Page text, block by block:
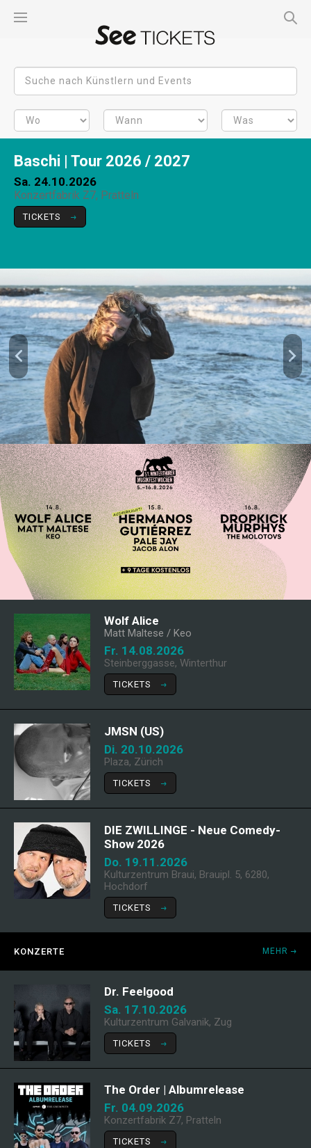
Baschi | Tour 2026 / 2027
Sa. 24.10.2026
Konzertfabrik Z7, Pratteln
TICKETS
Wolf Alice
Matt Maltese / Keo
Fr. 14.08.2026
Steinberggasse, Winterthur
TICKETS
JMSN (US)
Di. 20.10.2026
Plaza, Zürich
TICKETS
DIE ZWILLINGE - Neue Comedy-
Show 2026
Do. 19.11.2026
Kulturzentrum Braui, Brauipl. 5, 6280,
Hochdorf
TICKETS
KONZERTE MEHR
Dr. Feelgood
Sa. 17.10.2026
Kulturzentrum Galvanik, Zug
TICKETS
The Order | Albumrelease
Fr. 04.09.2026
Konzertfabrik Z7, Pratteln
TICKETS